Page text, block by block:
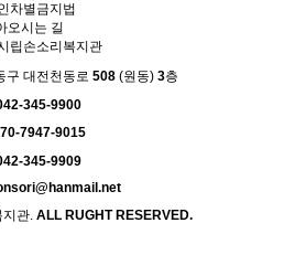
차별금지법
오시는 길
립손소리복지관
구 대전천동로508 (원동)3층
345-9900
7947-9015
345-9909
지관.ALL RUGHT RESERVED.